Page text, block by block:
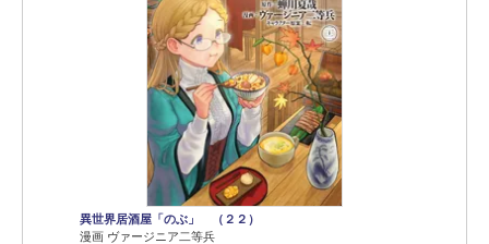
異世界居酒屋「のぶ」 （２２）
漫画 ヴァージニア二等兵